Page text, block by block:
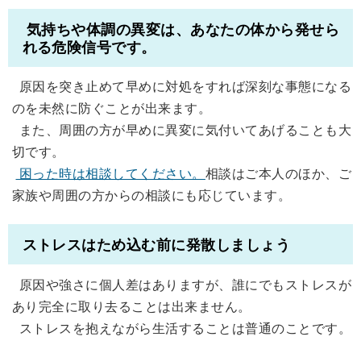
気持ちや体調の異変は、あなたの体から発せら
れる危険信号です。
原因を突き止めて早めに対処をすれば深刻な事態になる
のを未然に防ぐことが出来ます。
また、周囲の方が早めに異変に気付いてあげることも大
切です。
困った時は相談してください。 相談はご本人のほか、ご
家族や周囲の方からの相談にも応じています。
ストレスはため込む前に発散しましょう
原因や強さに個人差はありますが、誰にでもストレスが
あり完全に取り去ることは出来ません。
ストレスを抱えながら生活することは普通のことです。